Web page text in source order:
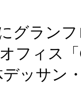
グランフ
フィス
ッサン